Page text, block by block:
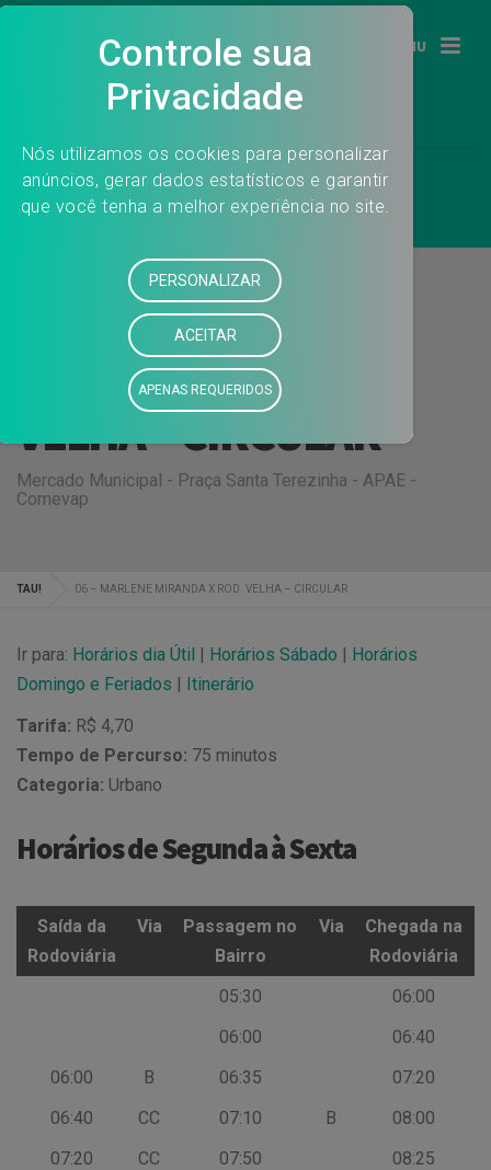
MENU
06 – MARLENE
MIRANDA X ROD.
VELHA – CIRCULAR
Mercado Municipal - Praça Santa Terezinha - APAE -
Comevap
TAU! 06 – MARLENE MIRANDA X ROD. VELHA – CIRCULAR
Ir para: Horários dia Útil | Horários Sábado | Horários
Domingo e Feriados | Itinerário
Tarifa: R$ 4,70
Tempo de Percurso: 75 minutos
Categoria: Urbano
Horários de Segunda à Sexta
Saída da
Rodoviária
Via
Passagem no
Bairro
Via
Chegada na
Rodoviária
Passagem no
Chegada na
05:30
06:00
06:00
06:40
06:00
B 06:35
07:20
06:40
CC 07:10 B
08:00
07:20
CC 07:50
08:25